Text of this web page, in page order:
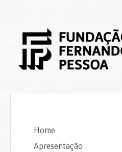
Home
Apresentação